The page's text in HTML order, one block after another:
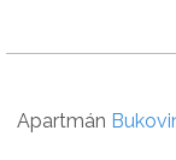
Apartmán